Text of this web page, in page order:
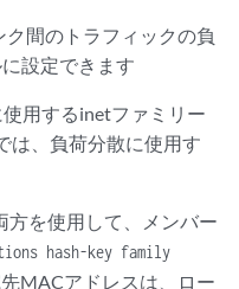
間のトラフィックの負
設定できます
用するinetファミリー
は、負荷分散に使用す
を使用して、メンバー
hash-key family
MACアドレスは、ロー